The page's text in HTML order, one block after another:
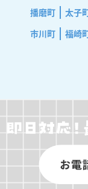
播磨町
太子
市川町
福崎